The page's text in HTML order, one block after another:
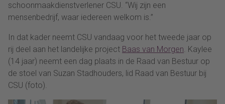
schoonmaakdienstverlener CSU. “Wij zijn een
mensenbedrijf, waar iedereen welkom is.”
In dat kader neemt CSU vandaag voor het tweede jaar op
rij deel aan het landelijke project Baas van Morgen. Kaylee
(14 jaar) neemt een dag plaats in de Raad van Bestuur op
de stoel van Suzan Stadhouders, lid Raad van Bestuur bij
CSU (foto).